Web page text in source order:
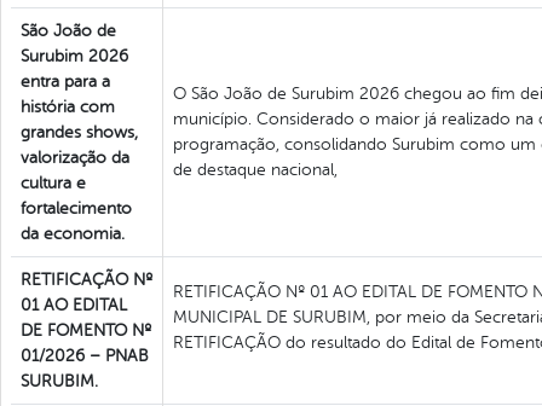
São João de
Surubim 2026
entra para a
história com
grandes shows,
valorização da
cultura e
fortalecimento
da economia.
O São João de Surubim 2026 chegou ao fim
município. Considerado o maior já realizado
programação, consolidando Surubim como
de destaque nacional,
RETIFICAÇÃO Nº
01 AO EDITAL
DE FOMENTO Nº
01/2026 – PNAB
SURUBIM.
RETIFICAÇÃO Nº 01 AO EDITAL DE
MUNICIPAL DE SURUBIM, por meio da
RETIFICAÇÃO do resultado do Edital de